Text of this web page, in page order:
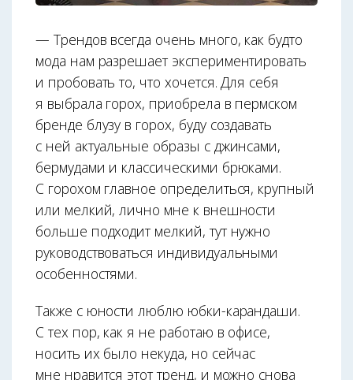
— Трендов всегда очень много, как будто
мода нам разрешает экспериментировать
и пробовать то, что хочется. Для себя
я выбрала горох, приобрела в пермском
бренде блузу в горох, буду создавать
с ней актуальные образы с джинсами,
бермудами и классическими брюками.
С горохом главное определиться, крупный
или мелкий, лично мне к внешности
больше подходит мелкий, тут нужно
руководствоваться индивидуальными
особенностями.
Также с юности люблю юбки-карандаши.
С тех пор, как я не работаю в офисе,
носить их было некуда, но сейчас
мне нравится этот тренд, и можно снова